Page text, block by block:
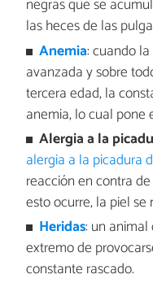
negras que se
las heces de las
Anemia: cuando
avanzada y sobre
tercera edad, la
anemia, lo cual pone
Alergia a la
alergia a la picadura
reacción en contra
esto ocurre, la piel
Heridas: un
extremo de
constante rascado.